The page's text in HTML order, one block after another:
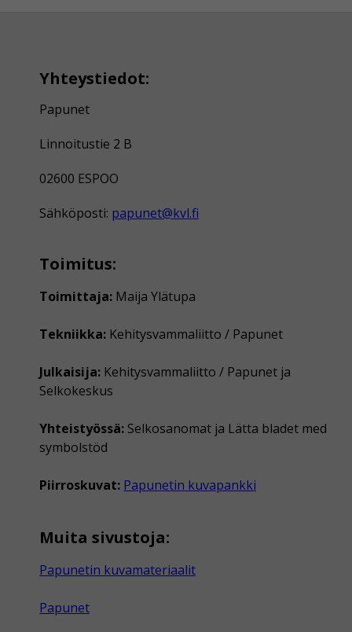
Yhteystiedot:
Papunet
Linnoitustie 2 B
02600 ESPOO
Sähköposti: papunet@kvl.fi
Toimitus:
Toimittaja: Maija Ylätupa
Tekniikka: Kehitysvammaliitto / Papunet
Julkaisija: Kehitysvammaliitto / Papunet ja
Selkokeskus
Yhteistyössä: Selkosanomat ja Lätta bladet med
symbolstöd
Piirroskuvat: Papunetin kuvapankki
Muita sivustoja:
Papunetin kuvamateriaalit
Papunet